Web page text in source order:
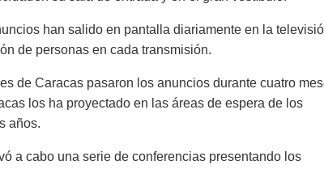
han salido en pantalla diariamente en la
de personas en cada transmisión.
de Caracas pasaron los anuncios durante cuatro
los ha proyectado en las áreas de espera de los
años.
a cabo una serie de conferencias presentando los